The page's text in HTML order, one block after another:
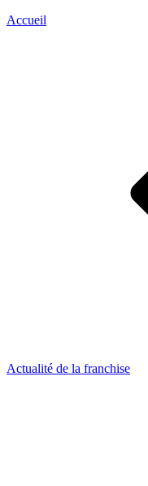
Accueil
Actualité de la franchise